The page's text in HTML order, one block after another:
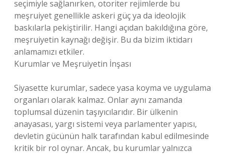
seçimiyle sağlanırken, otoriter rejimlerde bu
meşruiyet genellikle askeri güç ya da ideolojik
baskılarla pekiştirilir. Hangi açıdan bakıldığına göre,
meşruiyetin kaynağı değişir. Bu da bizim iktidarı
anlamamızı etkiler.
Kurumlar ve Meşruiyetin İnşası
Siyasette kurumlar, sadece yasa koyma ve uygulama
organları olarak kalmaz. Onlar aynı zamanda
toplumsal düzenin taşıyıcılarıdır. Bir ülkenin
anayasası, yargı sistemi veya parlamenter yapısı,
devletin gücünün halk tarafından kabul edilmesinde
kritik bir rol oynar. Ancak, bu kurumlar yalnızca